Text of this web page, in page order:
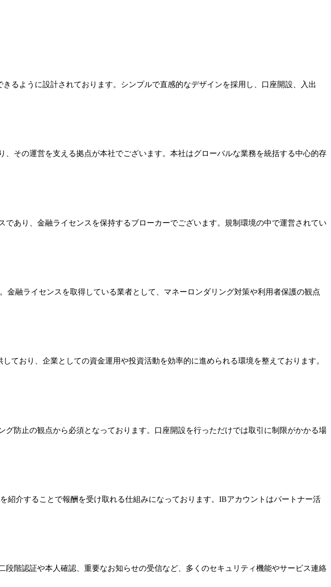
るように設計されております。シンプルで直感的なデザインを採用し、口座開設、入出
その運営を支える拠点が本社でございます。本社はグローバルな業務を統括する中心的存
あり、金融ライセンスを保持するブローカーでございます。規制環境の中で運営されてい
融ライセンスを取得している業者として、マネーロンダリング対策や利用者保護の観点
ており、企業としての資金運用や投資活動を効率的に進められる環境を整えております。
防止の観点から必須となっております。口座開設を行っただけでは取引に制限がかかる場
紹介することで報酬を受け取れる仕組みになっております。IBアカウントはパートナー活
階認証や本人確認、重要なお知らせの受信など、多くのセキュリティ機能やサービス連絡